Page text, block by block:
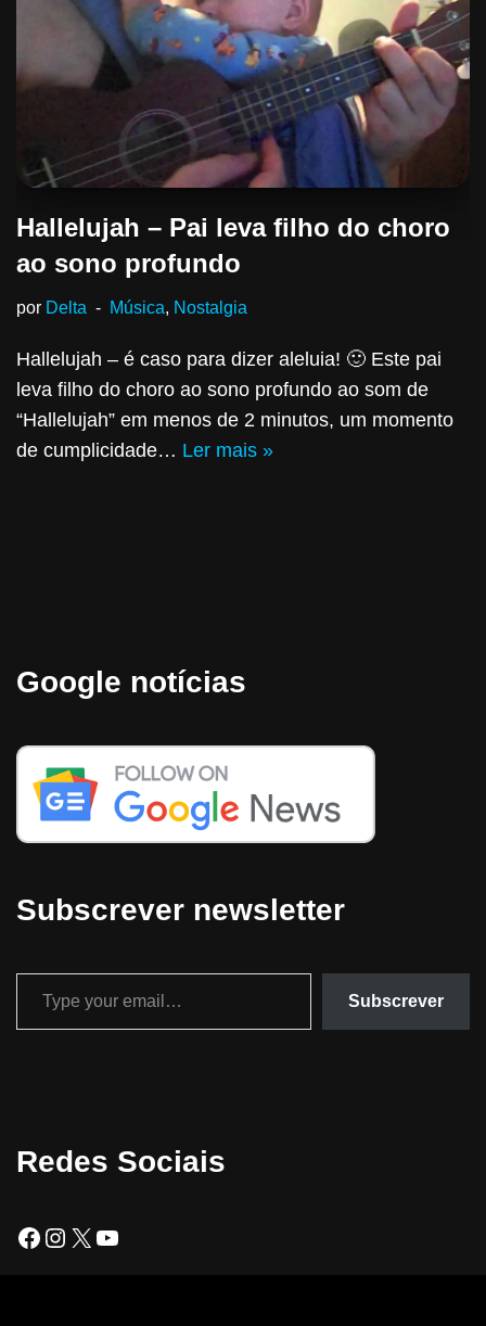
Hallelujah – Pai leva filho do choro
ao sono profundo
por Delta Música Nostalgia
Hallelujah – é caso para dizer aleluia! 🙂 Este pai
leva filho do choro ao sono profundo ao som de
“Hallelujah” em menos de 2 minutos, um momento
de cumplicidade… Ler mais »
Google notícias
Subscrever newsletter
Subscrever
Redes Sociais